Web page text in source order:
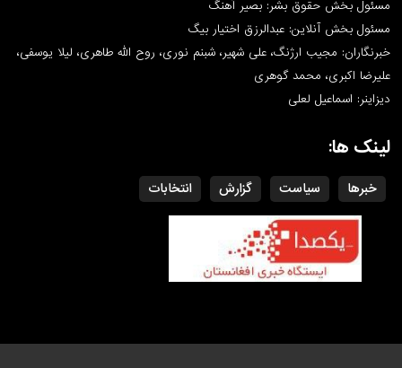
مسئول بخش حقوق بشر: بصیر آهنگ
مسئول بخش آنلاین: عبدالرزق اختیار بیگ
خبرنگاران: مجیب ارژنگ، علی شهیر، شبنم نوری، روح الله طاهری، لیلا یوسفی،
علیرضا اکبری، محمد گوهری
دیزاینر: اسماعیل لعلی
لینک ها:
خبرها سیاست گزارش انتخابات